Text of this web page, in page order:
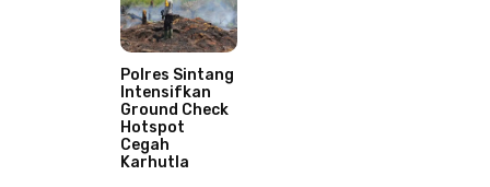
Polres Sintang
Intensifkan
Ground Check
Hotspot
Cegah
Karhutla